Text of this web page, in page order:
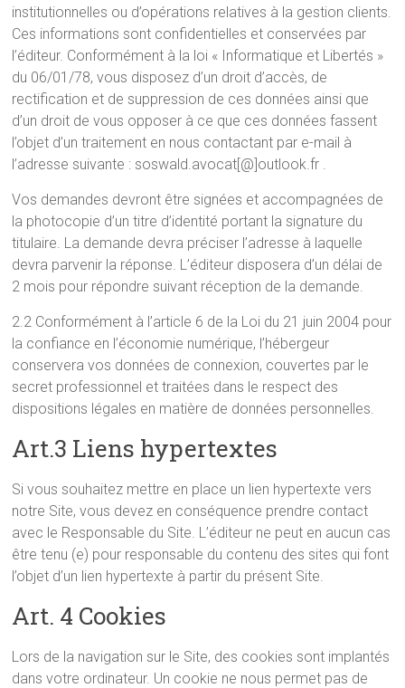
institutionnelles ou d’opérations relatives à la gestion clients.
Ces informations sont confidentielles et conservées par
l’éditeur. Conformément à la loi « Informatique et Libertés »
du 06/01/78, vous disposez d’un droit d’accès, de
rectification et de suppression de ces données ainsi que
d’un droit de vous opposer à ce que ces données fassent
l’objet d’un traitement en nous contactant par e-mail à
l’adresse suivante : soswald.avocat[@]outlook.fr .
Vos demandes devront être signées et accompagnées de
la photocopie d’un titre d’identité portant la signature du
titulaire. La demande devra préciser l’adresse à laquelle
devra parvenir la réponse. L’éditeur disposera d’un délai de
2 mois pour répondre suivant réception de la demande.
2.2 Conformément à l’article 6 de la Loi du 21 juin 2004 pour
la confiance en l’économie numérique, l’hébergeur
conservera vos données de connexion, couvertes par le
secret professionnel et traitées dans le respect des
dispositions légales en matière de données personnelles.
Art.3 Liens hypertextes
Si vous souhaitez mettre en place un lien hypertexte vers
notre Site, vous devez en conséquence prendre contact
avec le Responsable du Site. L’éditeur ne peut en aucun cas
être tenu (e) pour responsable du contenu des sites qui font
l’objet d’un lien hypertexte à partir du présent Site.
Art. 4 Cookies
Lors de la navigation sur le Site, des cookies sont implantés
dans votre ordinateur. Un cookie ne nous permet pas de